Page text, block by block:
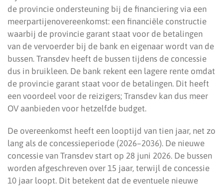
de provincie ondersteuning bij de financiering via een
meerpartijenovereenkomst: een financiële constructie
waarbij de provincie garant staat voor de betalingen
van de vervoerder bij de bank en eigenaar wordt van de
bussen. Transdev heeft de bussen tijdens de concessie
dus in bruikleen. De bank rekent een lagere rente omdat
de provincie garant staat voor de betalingen. Dit heeft
een voordeel voor de reizigers; Transdev kan dus meer
OV aanbieden voor hetzelfde budget.
De overeenkomst heeft een looptijd van tien jaar, net zo
lang als de concessieperiode (2026–2036). De nieuwe
concessie van Transdev start op 28 juni 2026. De bussen
worden afgeschreven over 15 jaar, terwijl de concessie
10 jaar loopt. Dit betekent dat de eventuele nieuwe